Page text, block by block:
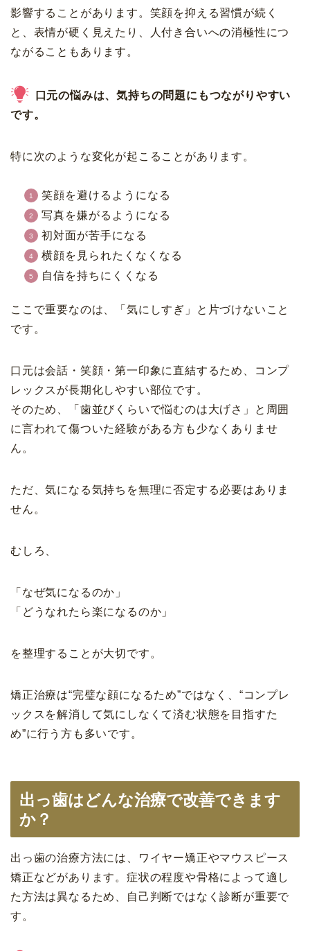
影響することがあります。笑顔を抑える習慣が続く
と、表情が硬く見えたり、人付き合いへの消極性につ
ながることもあります。
口元の悩みは、気持ちの問題にもつながりやすい
です。
特に次のような変化が起こることがあります。
笑顔を避けるようになる
写真を嫌がるようになる
初対面が苦手になる
横顔を見られたくなくなる
自信を持ちにくくなる
ここで重要なのは、「気にしすぎ」と片づけないこと
です。
口元は会話・笑顔・第一印象に直結するため、コンプ
レックスが長期化しやすい部位です。
そのため、「歯並びくらいで悩むのは大げさ」と周囲
に言われて傷ついた経験がある方も少なくありませ
ん。
ただ、気になる気持ちを無理に否定する必要はありま
せん。
むしろ、
「なぜ気になるのか」
「どうなれたら楽になるのか」
を整理することが大切です。
矯正治療は“完璧な顔になるため”ではなく、“コンプレ
ックスを解消して気にしなくて済む状態を目指すた
め”に行う方も多いです。
出っ歯はどんな治療で改善できます
か？
出っ歯の治療方法には、ワイヤー矯正やマウスピース
矯正などがあります。症状の程度や骨格によって適し
た方法は異なるため、自己判断ではなく診断が重要で
す。